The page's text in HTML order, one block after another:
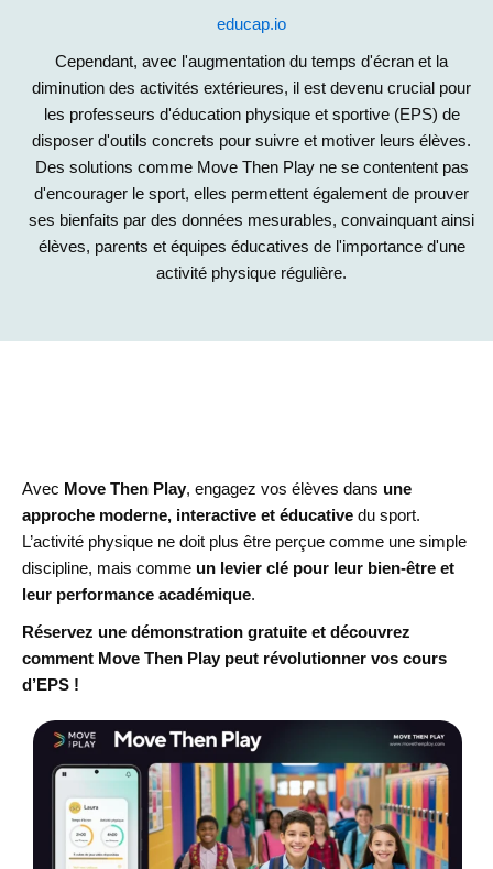
educap.io
Cependant, avec l'augmentation du temps d'écran et la
diminution des activités extérieures, il est devenu crucial pour
les professeurs d'éducation physique et sportive (EPS) de
disposer d'outils concrets pour suivre et motiver leurs élèves.
Des solutions comme Move Then Play ne se contentent pas
d'encourager le sport, elles permettent également de prouver
ses bienfaits par des données mesurables, convainquant ainsi
élèves, parents et équipes éducatives de l'importance d'une
activité physique régulière.
Avec Move Then Play, engagez vos élèves dans une
approche moderne, interactive et éducative du sport.
L’activité physique ne doit plus être perçue comme une simple
discipline, mais comme un levier clé pour leur bien-être et
leur performance académique.
Réservez une démonstration gratuite et découvrez
comment Move Then Play peut révolutionner vos cours
d’EPS !